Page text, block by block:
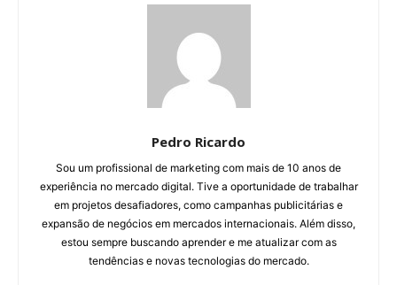
Pedro Ricardo
Sou um profissional de marketing com mais de 10 anos de
experiência no mercado digital. Tive a oportunidade de trabalhar
em projetos desafiadores, como campanhas publicitárias e
expansão de negócios em mercados internacionais. Além disso,
estou sempre buscando aprender e me atualizar com as
tendências e novas tecnologias do mercado.